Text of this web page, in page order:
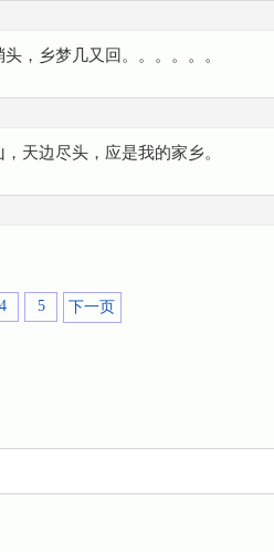
，乡梦几又回。。。。。。
天边尽头，应是我的家乡。
4 5 下一页